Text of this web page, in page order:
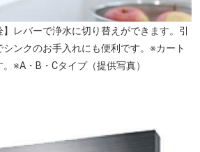
】レバーで浄水に切り替えができます。引
ンクのお手入れにも便利です。※カート
※A・B・Cタイプ（提供写真）